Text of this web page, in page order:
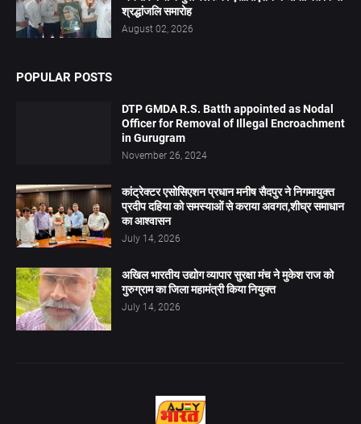
श्रद्धांजलि समारोह
August 02, 2026
POPULAR POSTS
DTP GMDA R.S. Batth appointed as Nodal
Officer for Removal of Illegal Encroachment
in Gurugram
November 26, 2024
कांट्रेक्टर एसोसिएशन प्रधान मनीष सैदपुर ने निगमायुक्त
प्रदीप दहिया को समस्याओं से कराया अवगत,शीघ्र समाधान
का आश्वासन
July 14, 2026
अखिल भारतीय उद्योग व्यापार सुरक्षा मंच ने मुकेश राज को
गुरुग्राम का जिला महामंत्री किया नियुक्त
July 14, 2026